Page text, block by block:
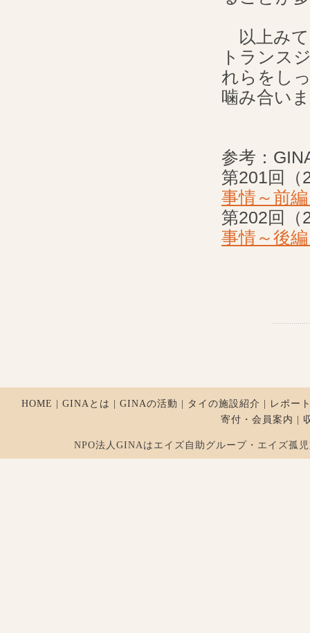
以上みて
トランス
れらをし
噛み合い
参考：
第201回（
事情～前
第202回（
事情～後
HOME GINAとは GINAの活動 タイの施設紹介
レポー
寄付・会員案内
NPO法人GINAはエイズ自助グループ・エイズ孤